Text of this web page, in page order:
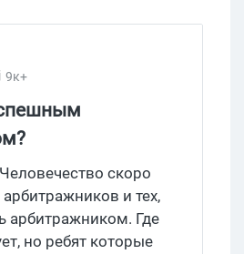
9к+
скоро
и тех,
арбитражником. Где
но ребят которые